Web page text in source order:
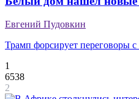
Евгений Пудовкин
Трамп форсирует переговоры
1
6538
2